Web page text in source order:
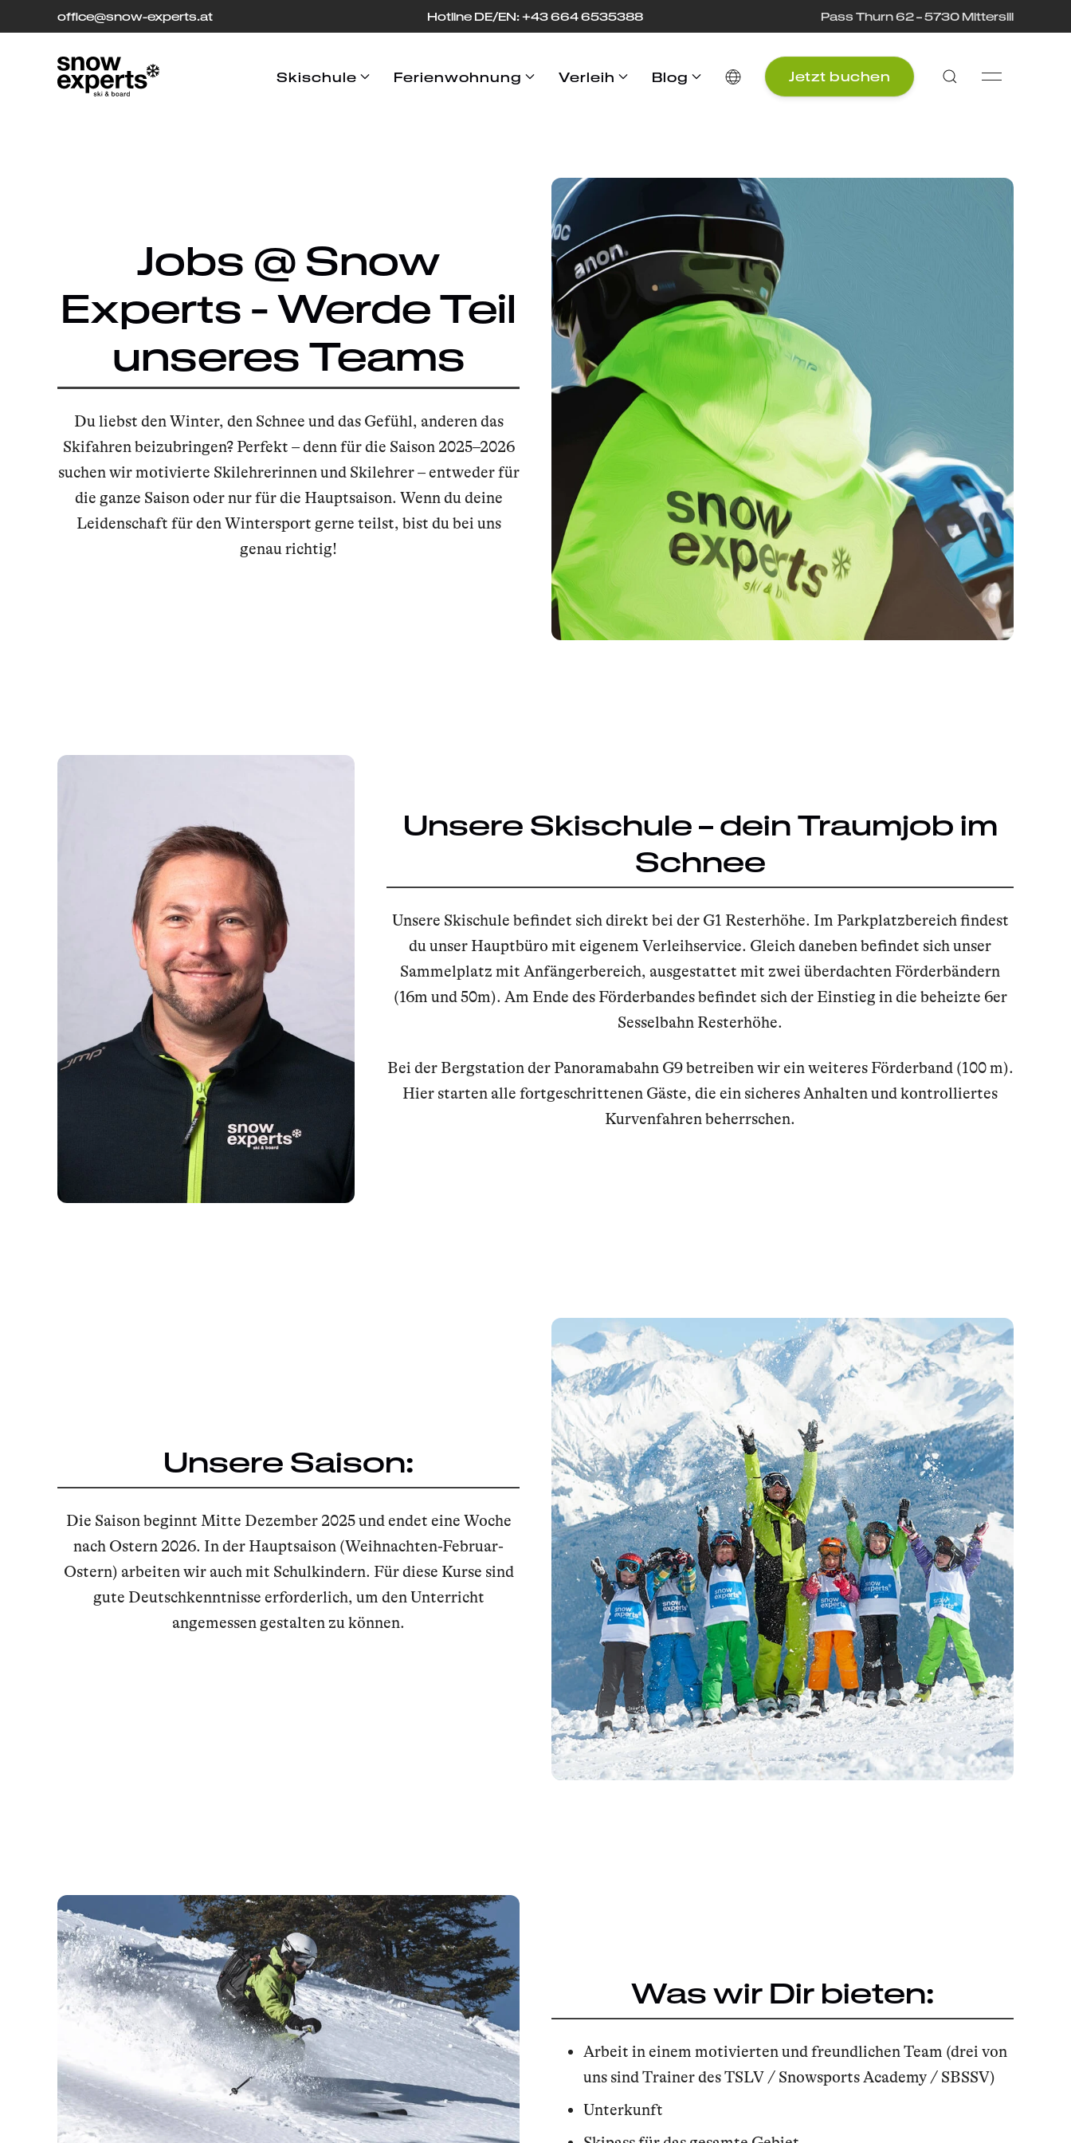
office[at]
@snow-experts.at Hotline DE/EN: +43 664 6535388 Pass Thurn 62 – 5730 Mittersill
Skischule Ferienwohnung Verleih Blog Jetzt buchen
Jobs @ Snow
Experts - Werde Teil
unseres Teams
Du liebst den Winter, den Schnee und das Gefühl, anderen das
Skifahren beizubringen? Perfekt – denn für die Saison 2025–2026
suchen wir motivierte Skilehrerinnen und Skilehrer – entweder für
die ganze Saison oder nur für die Hauptsaison. Wenn du deine
Leidenschaft für den Wintersport gerne teilst, bist du bei uns
genau richtig!
Unsere Skischule – dein Traumjob im
Schnee
Unsere Skischule befindet sich direkt bei der G1 Resterhöhe. Im Parkplatzbereich findest
du unser Hauptbüro mit eigenem Verleihservice. Gleich daneben befindet sich unser
Sammelplatz mit Anfängerbereich, ausgestattet mit zwei überdachten Förderbändern
(16m und 50m). Am Ende des Förderbandes befindet sich der Einstieg in die beheizte 6er
Sesselbahn Resterhöhe.
Bei der Bergstation der Panoramabahn G9 betreiben wir ein weiteres Förderband (100 m).
Hier starten alle fortgeschrittenen Gäste, die ein sicheres Anhalten und kontrolliertes
Kurvenfahren beherrschen.
Unsere Saison:
Die Saison beginnt Mitte Dezember 2025 und endet eine Woche
nach Ostern 2026. In der Hauptsaison (Weihnachten-Februar-
Ostern) arbeiten wir auch mit Schulkindern. Für diese Kurse sind
gute Deutschkenntnisse erforderlich, um den Unterricht
angemessen gestalten zu können.
Was wir Dir bieten:
Arbeit in einem motivierten und freundlichen Team (drei von
uns sind Trainer des TSLV / Snowsports Academy / SBSSV)
Unterkunft